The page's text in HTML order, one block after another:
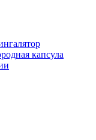
капсула